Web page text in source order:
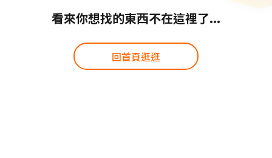
看來你想找的東西不在這裡了...
回首頁逛逛